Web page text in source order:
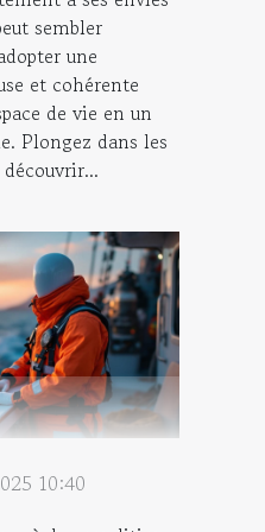
sembler
une
et cohérente
de vie en un
Plongez dans les
10:40